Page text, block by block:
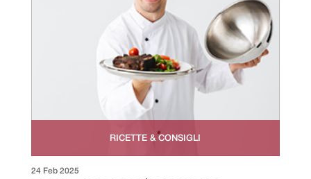
RICETTE & CONSIGLI
24 Feb 2025